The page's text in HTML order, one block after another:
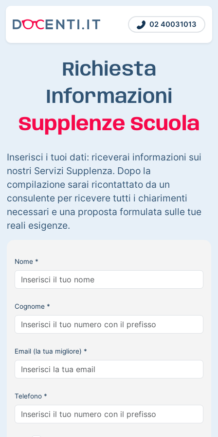
02 40031013
Richiesta
Informazioni
Supplenze Scuola
Inserisci i tuoi dati: riceverai informazioni sui
nostri Servizi Supplenza. Dopo la
compilazione sarai ricontattato da un
consulente per ricevere tutti i chiarimenti
necessari e una proposta formulata sulle tue
reali esigenze.
Nome *
Cognome *
Email (la tua migliore) *
Telefono *